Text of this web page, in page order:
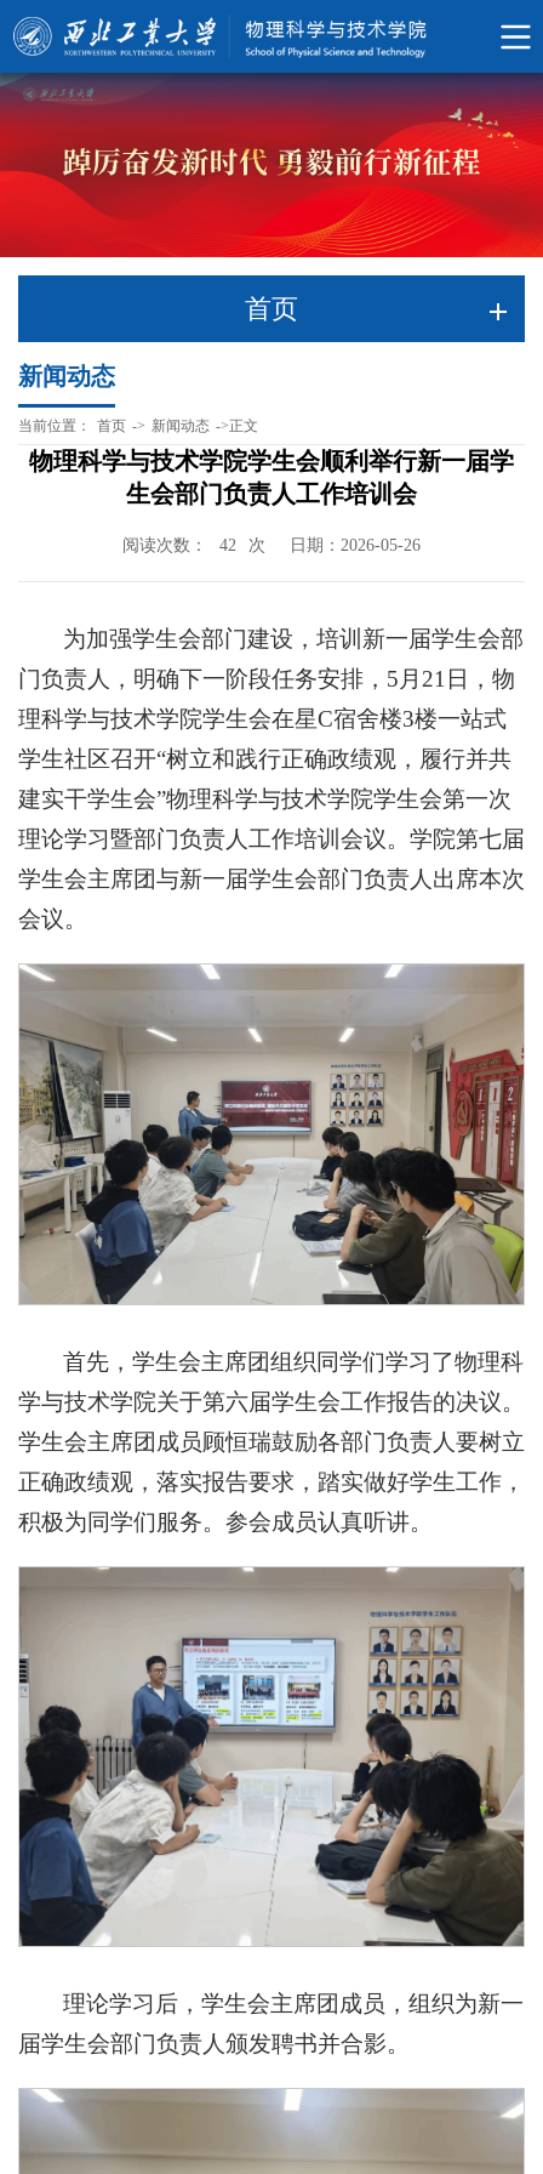
首页
新闻动态
当前位置： 首页 -> 新闻动态 ->正文
物理科学与技术学院学生会顺利举行新一届学
生会部门负责人工作培训会
阅读次数： 42 次 日期：2026-05-26
为加强学生会部门建设，培训新一届学生会部
门负责人，明确下一阶段任务安排，5月21日，物
理科学与技术学院学生会在星C宿舍楼3楼一站式
学生社区召开“树立和践行正确政绩观，履行并共
建实干学生会”物理科学与技术学院学生会第一次
理论学习暨部门负责人工作培训会议。学院第七届
学生会主席团与新一届学生会部门负责人出席本次
会议。
首先，学生会主席团组织同学们学习了物理科
学与技术学院关于第六届学生会工作报告的决议。
学生会主席团成员顾恒瑞鼓励各部门负责人要树立
正确政绩观，落实报告要求，踏实做好学生工作，
积极为同学们服务。参会成员认真听讲。
理论学习后，学生会主席团成员，组织为新一
届学生会部门负责人颁发聘书并合影。